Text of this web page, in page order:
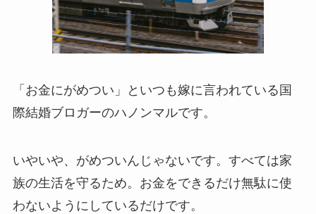
「お金にがめつい」といつも嫁に言われている国
際結婚ブロガーのハノンマルです。
いやいや、がめついんじゃないです。すべては家
族の生活を守るため。お金をできるだけ無駄に使
わないようにしているだけです。